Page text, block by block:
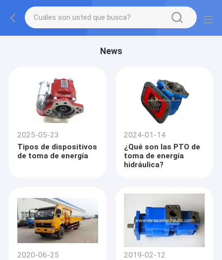
News
2025-05-23
Tipos de dispositivos
de toma de energía
2024-01-14
¿Qué son las PTO de
toma de energía
hidráulica?
2020-06-25
2019-02-12